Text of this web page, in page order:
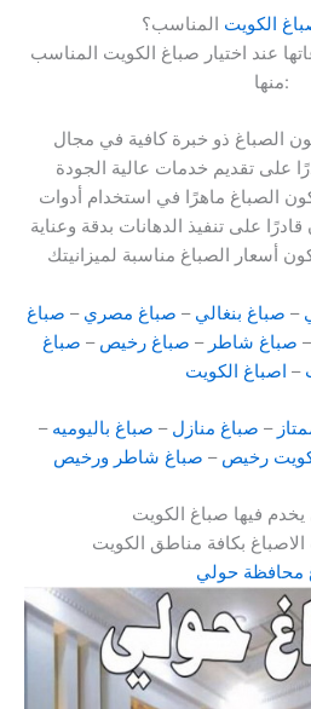
الكويت المناسب؟
عند اختيار صباغ الكويت المناسب
منها:
الصباغ ذو خبرة كافية في مجال
الصباغ ماهرًا في استخدام أدوات
– صباغ بنغالي – صباغ مصري – صباغ
– صباغ شاطر – صباغ رخيص – صباغ
– اصباغ الكويت
– صباغ منازل – صباغ باليوميه –
رخيص – صباغ شاطر ورخيص
يخدم فيها صباغ الكويت
بكافة مناطق الكويت
محافظة حولي